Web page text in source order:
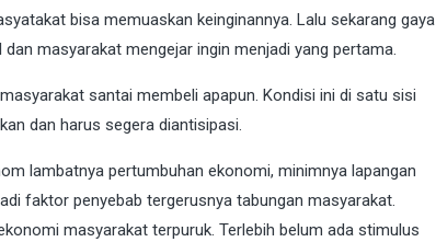
bisa memuaskan keinginannya. Lalu sekarang gaya
masyarakat mengejar ingin menjadi yang pertama.
santai membeli apapun. Kondisi ini di satu sisi
dan harus segera diantisipasi.
lambatnya pertumbuhan ekonomi, minimnya lapangan
faktor penyebab tergerusnya tabungan masyarakat.
masyarakat terpuruk. Terlebih belum ada stimulus